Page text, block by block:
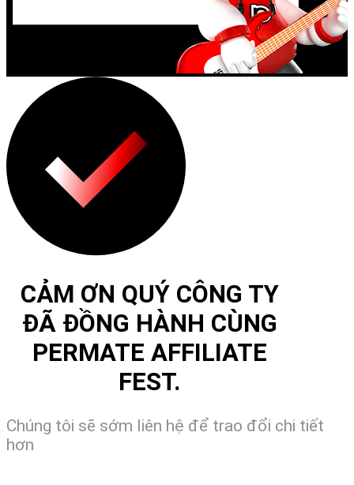
CẢM ƠN QUÝ CÔNG TY
ĐÃ ĐỒNG HÀNH CÙNG
PERMATE AFFILIATE
FEST.
Chúng tôi sẽ sớm liên hệ để trao đổi chi tiết
hơn